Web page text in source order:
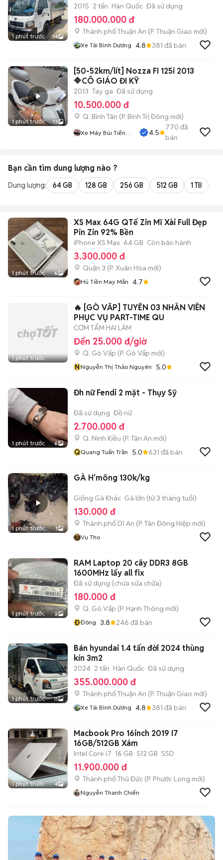
1 phút trước 14
2015 2 tấn Hàn Quốc Đã sử dụng
180.000.000 đ
Thành phố Thuận An (P. Thuận Giao mới)
Xe Tải Bình Dương 4.8 381 đã bán
1 phút trước 13
[50-52km/lít] Nozza FI 125i 2013
🔷CÔ GIÁO ĐI KỸ
2013 Tay ga Đã sử dụng
10.500.000 đ
Q. Bình Tân (P. Bình Trị Đông mới)
Xe Máy Bùi Tiến
4.5
770 đã
bán
Bạn cần tìm dung lượng nào ?
Dung lượng: 64 GB 128 GB 256 GB 512 GB 1 TB
1 phút trước 6
XS Max 64G QTế Zin Mĩ Xài Full Đẹp
Pin Zin 92% Bền
iPhone XS Max 64 GB Còn bảo hành
3.300.000 đ
Quận 3 (P. Xuân Hòa mới)
Hủ Tiền May Mắn 4.7
1 phút trước
🔥 [GÒ VẤP] TUYỂN 03 NHÂN VIÊN
PHỤC VỤ PART-TIME QU
CƠM TẤM HAI LÂM
Đến 25.000 đ/giờ
Q. Gò Vấp (P. Gò Vấp mới)
NNguyễn Thị Thảo Nguyên 5.0
1 phút trước 6
Đh nữ Fendi 2 mặt - Thụy Sỹ
Đã sử dụng Đồ nữ
2.700.000 đ
Q. Ninh Kiều (P. Tân An mới)
QQuang Tuấn Trần 5.0 631 đã bán
1 phút trước 1
GÀ H'mông 130k/kg
Giống Gà Khác Gà lớn (từ 3 tháng tuổi)
130.000 đ
Thành phố Dĩ An (P. Tân Đông Hiệp mới)
Vu Tho
1 phút trước 2
RAM Laptop 20 cây DDR3 8GB
1600MHz lấy all fix
Đã sử dụng (chưa sửa chữa)
180.000 đ
Q. Gò Vấp (P. Hạnh Thông mới)
ĐĐông 3.8 246 đã bán
1 phút trước 11
Bán hyundai 1.4 tấn đời 2024 thùng
kín 3m2
2024 2 tấn Hàn Quốc Đã sử dụng
355.000.000 đ
Thành phố Thuận An (P. Thuận Giao mới)
Xe Tải Bình Dương 4.8 381 đã bán
1 phút trước 4
Macbook Pro 16inch 2019 I7
16GB/512GB Xám
Intel Core i7 16 GB 512 GB SSD
11.900.000 đ
Thành phố Thủ Đức (P. Phước Long mới)
Nguyễn Thanh Chiến